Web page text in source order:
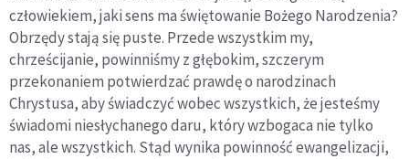
człowiekiem, jaki sens ma świętowanie Bożego Narodzenia?
Obrzędy stają się puste. Przede wszystkim my,
chrześcijanie, powinniśmy z głębokim, szczerym
przekonaniem potwierdzać prawdę o narodzinach
Chrystusa, aby świadczyć wobec wszystkich, że jesteśmy
świadomi niesłychanego daru, który wzbogaca nie tylko
nas, ale wszystkich. Stąd wynika powinność ewangelizacji,